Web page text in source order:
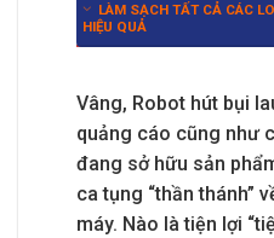
LÀM SẠCH TẤT CẢ CÁC
HIỆU QUẢ
Vâng, Robot hút bụi
quảng cáo cũng như
đang sở hữu sản
ca tụng “thần thánh”
máy. Nào là tiện lợi